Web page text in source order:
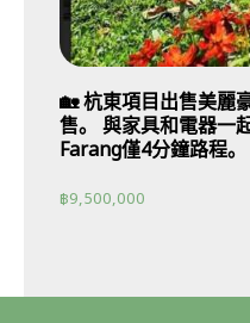
🏡 杭東項目出售美麗
售。 與家具和電器一
Farang僅4分鐘路程。
฿9,500,000